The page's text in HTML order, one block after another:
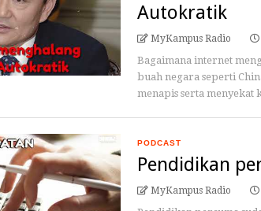
Autokratik
MyKampus Radio
Bagaimana internet
buah negara seperti
menapis serta menyekat
PODCAST
Pendidikan
MyKampus Radio